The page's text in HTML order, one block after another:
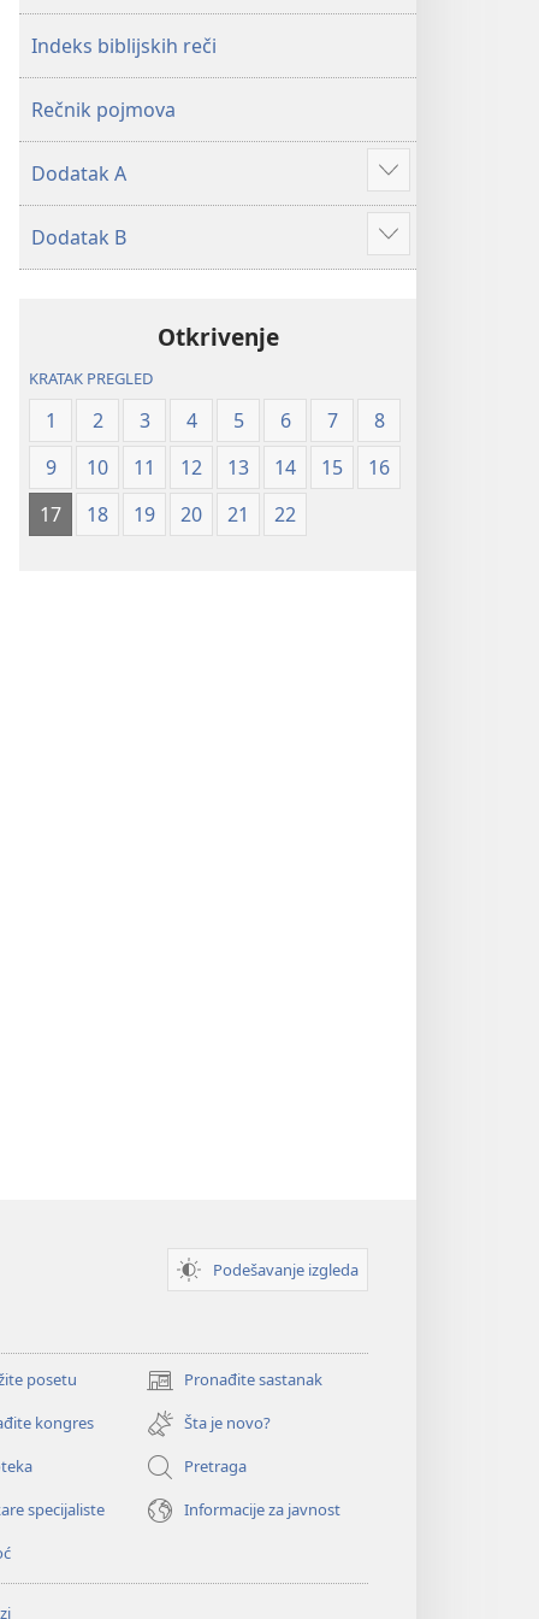
2019)2019)
Indeks biblijskih reči
Rečnik pojmova
Dodatak A Više
Dodatak B Više
Otkrivenje
KRATAK PREGLED
1 2 3 4 5 6 7
8
9
10 11 12 13 14 15
16
17
18 19 20 21 22
Podešavanje izgleda
posetu Pronađite sastanak
(otvara
novi
prozor)
kongres
Šta je novo?
Pretraga
specijaliste
Informacije za javnost